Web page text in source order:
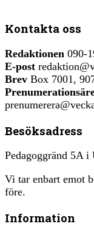
Kontakta oss
Redaktionen 090-
E-post
Brev Box 7001,
Besöksadress
Pedagoggränd 5A i
Vi tar enbart emot
före.
Information